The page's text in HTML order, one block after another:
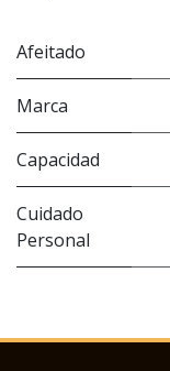
Afeitado
Marca
Capacidad
Cuidado
Personal